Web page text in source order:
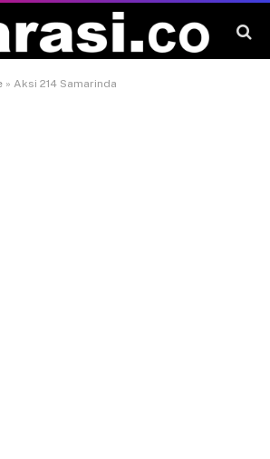
» Aksi 214 Samarinda